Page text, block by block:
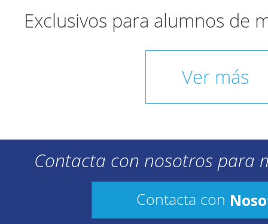
Exclusivos para alumnos de
Ver más
Contacta con nosotros para
Contacta con